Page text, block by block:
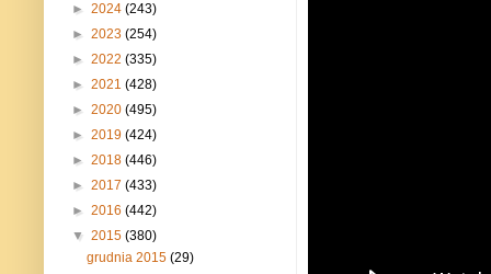
► 2024 (243)
► 2023 (254)
► 2022 (335)
► 2021 (428)
► 2020 (495)
► 2019 (424)
► 2018 (446)
► 2017 (433)
► 2016 (442)
▼ 2015 (380)
grudnia 2015(29)